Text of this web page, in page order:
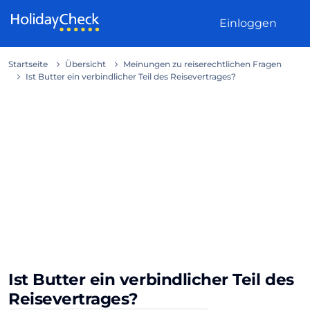
Einloggen
Startseite Übersicht
Meinungen zu reiserechtlichen Fragen
Ist Butter ein verbindlicher Teil des Reisevertrages?
Ist Butter ein verbindlicher Teil des
Reisevertrages?